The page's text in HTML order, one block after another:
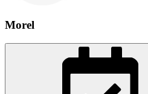
Morel